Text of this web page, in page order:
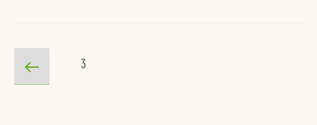
Pagination
des
publications
Page
précédente
Page3